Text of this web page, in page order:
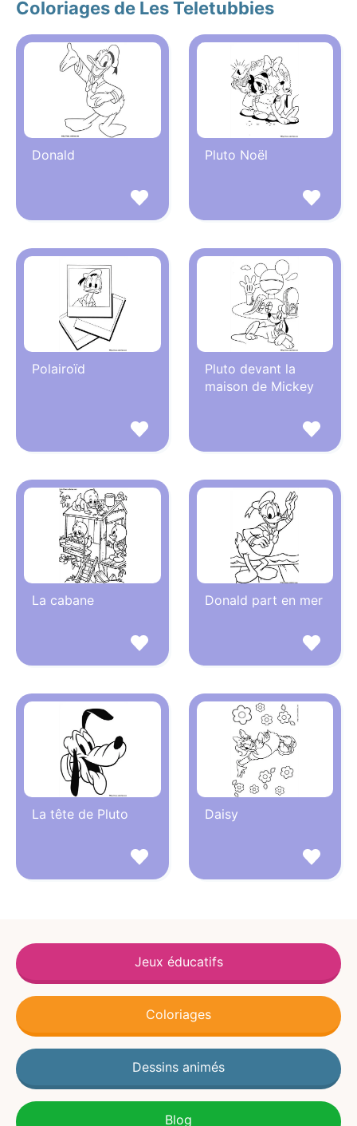
Coloriages de Les Teletubbies
Donald Pluto Noël
Polairoïd
Pluto devant la
maison de Mickey
La cabane Donald part en mer
La tête de Pluto Daisy
Jeux éducatifs
Coloriages
Dessins animés
Blog